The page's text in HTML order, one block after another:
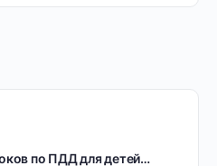
по ПДД для детей…